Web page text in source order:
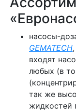
насосы-
GEMATECH,
входят
любых (в
так же
жидкостей